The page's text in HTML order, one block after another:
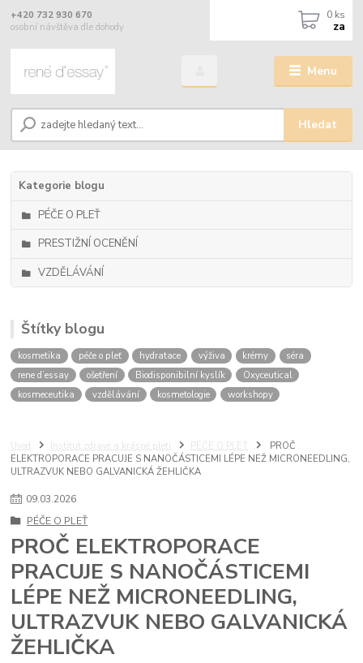
Menu
Hledat
+420 732 930 670
osobní návštěva dle dohody
0 ks
za
Kategorie blogu
PÉČE O PLEŤ
PRESTIŽNÍ OCENĚNÍ
VZDĚLÁVÁNÍ
Štítky blogu
kosmetika péče o pleť hydratace výživa krémy
séra
rene d’essay
ošetření Biodisponibilní kyslík
Oxyceutical
kosmeceutika
vzdělávání kosmetologie workshopy
Úvod Institut zdravé a krásné pleti PÉČE O PLEŤ
PROČ
ELEKTROPORACE PRACUJE S NANOČÁSTICEMI LÉPE NEŽ MICRONEEDLING,
ULTRAZVUK NEBO GALVANICKÁ ŽEHLIČKA
09.03.2026
PÉČE O PLEŤ
PROČ ELEKTROPORACE
PRACUJE S NANOČÁSTICEMI
LÉPE NEŽ MICRONEEDLING,
ULTRAZVUK NEBO GALVANICKÁ
ŽEHLIČKA